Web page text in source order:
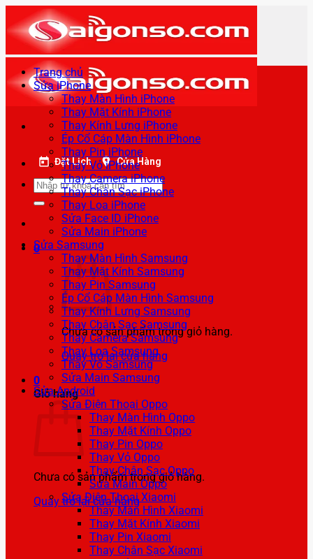
qua
nội
dung
Đặt Lịch Cửa Hàng
Tìm
kiếm:
0
Chưa có sản phẩm trong giỏ hàng.
Quay trở lại cửa hàng
0
Giỏ hàng
Chưa có sản phẩm trong giỏ hàng.
Quay trở lại cửa hàng
Trang chủ
Sửa iPhone
Thay Màn Hình iPhone
Thay Mặt Kính iPhone
Thay Kính Lưng iPhone
Ép Cổ Cáp Màn Hình iPhone
Thay Pin iPhone
Thay Vỏ iPhone
Thay Camera iPhone
Thay Chân Sạc iPhone
Thay Loa iPhone
Sửa Face ID iPhone
Sửa Main iPhone
Sửa Samsung
Thay Màn Hình Samsung
Thay Mặt Kính Samsung
Thay Pin Samsung
Ép Cổ Cáp Màn Hình Samsung
Thay Kính Lưng Samsung
Thay Chân Sạc Samsung
Thay Camera Samsung
Thay Loa Samsung
Thay Vỏ Samsung
Sửa Main Samsung
Sửa Android
Sửa Điện Thoại Oppo
Thay Màn Hình Oppo
Thay Mặt Kính Oppo
Thay Pin Oppo
Thay Vỏ Oppo
Thay Chân Sạc Oppo
Sửa Main Oppo
Sửa Điện Thoại Xiaomi
Thay Màn Hình Xiaomi
Thay Mặt Kính Xiaomi
Thay Pin Xiaomi
Thay Chân Sạc Xiaomi